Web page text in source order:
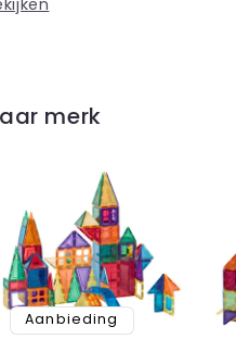
merk
Aanbieding